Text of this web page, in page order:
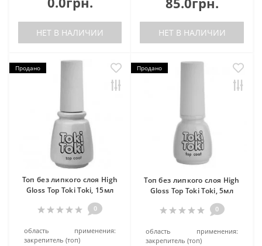
НЕТ В НАЛИЧИИ НЕТ В НАЛИЧИИ
Продано
Топ без липкого слоя High
Gloss Top Toki Toki, 15мл
0
область применения:
закрепитель (топ)
Продано
Топ без липкого слоя High
Gloss Top Toki Toki, 5мл
0
область применения:
закрепитель (топ)